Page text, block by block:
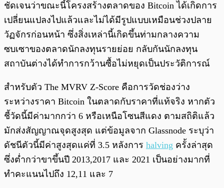
ชัดเจนว่าขณะนี้โครงสร้างตลาดของ Bitcoin ได้เกิดการ
เปลี่ยนแปลงไปแล้วและไม่ได้มีรูปแบบเหมือนช่วงปลาย
วัฏจักรก่อนหน้า ซึ่งสิ่งเหล่านี้เกิดขึ้นท่ามกลางความ
ซบเซาของตลาดนักลงทุนรายย่อย กลับกันนักลงทุน
สถาบันต่างได้ทำการกว้านซื้อไม่หยุดเป็นประวัติการณ์
สำหรับตัว The MVRV Z-Score คือการวัดช่องว่าง
ระหว่างราคา Bitcoin ในตลาดกับราคาที่แท้จริง หากตัว
ชี้วัดนี้มีค่ามากกว่า 6 หรือเหนือโซนสีแดง ตามสถิติแล้ว
มักส่งสัญญาณจุดสูงสุด แต่ข้อมูลจาก Glassnode ระบุว่า
ดัชนีตัวนี้มีค่าสูงสุดแค่ที่ 3.5 หลังการ halving ครั้งล่าสุด
ซึ่งต่ำกว่าขาขึ้นปี 2013,2017 และ 2021 เป็นอย่างมากที่
ทำคะแนนไปถึง 12,11 และ 7